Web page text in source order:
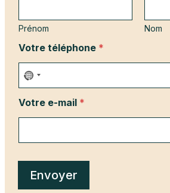
V
t
r
e
Prénom Nom
Votre téléphone *
Votre e-mail *
Envoyer